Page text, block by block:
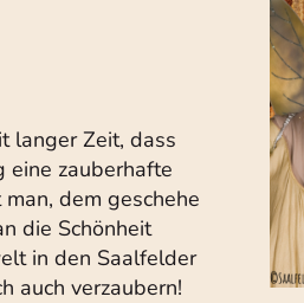
langer Zeit, dass
eine zauberhafte
dem geschehe
die Schönheit
in den Saalfelder
auch verzaubern!